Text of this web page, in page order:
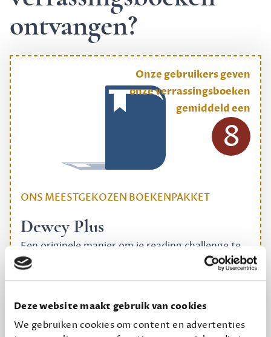
Deze website maakt gebruik van cookies
We gebruiken cookies om content en advertenties
ontvangen?
ONS MEESTGEKOZEN BOEKENPAKKET
Dewey Plus
Een originele manier om je reading challenge te
halen.
12,50 per maand, incl. verzending
Geef cadeau
Onze gebruikers geven
onze verrassingsboeken
gemiddeld een
8